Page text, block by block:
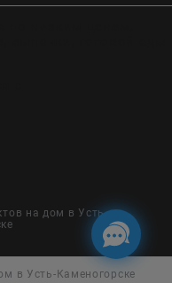
на дом в Усть-
в Усть-Каменогорске